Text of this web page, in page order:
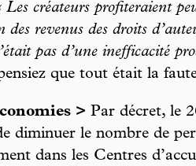
Les créateurs profiteraient
des revenus des droits
pas d’une inefficacité
que tout était la
> Par décret, le
diminuer le nombre de
dans les Centres